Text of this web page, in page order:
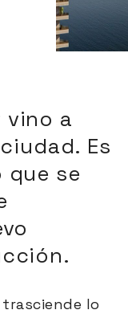
vino a
Es
se
lo